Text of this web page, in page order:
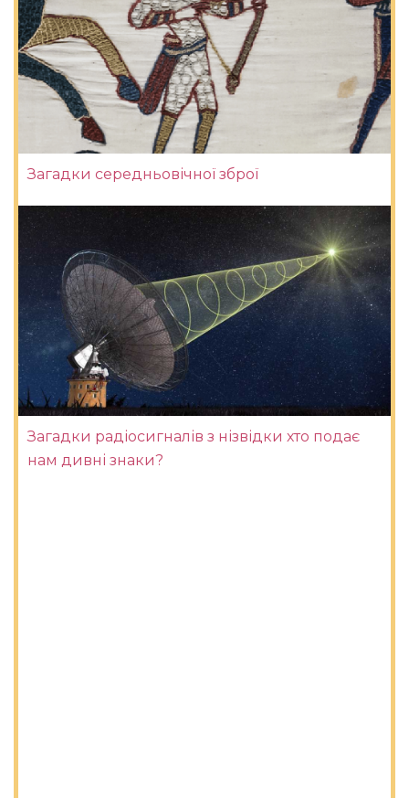
Загадки середньовічної зброї
Загадки радіосигналів з нізвідки хто подає
нам дивні знаки?